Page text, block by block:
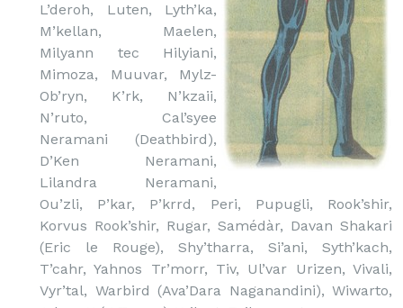
L’deroh, Luten, Lyth’ka,
M’kellan, Maelen,
Milyann tec Hilyiani,
Mimoza, Muuvar, Mylz-
Ob’ryn, K’rk, N’kzaii,
N’ruto, Cal’syee
Neramani (Deathbird),
D’Ken Neramani,
Lilandra Neramani,
Ou’zli, P’kar, P’krrd, Peri, Pupugli, Rook’shir,
Korvus Rook’shir, Rugar, Samédàr, Davan Shakari
(Eric le Rouge), Shy’tharra, Si’ani, Syth’kach,
T’cahr, Yahnos Tr’morr, Tiv, Ul’var Urizen, Vivali,
Vyr’tal, Warbird (Ava’Dara Naganandini), Wiwarto,